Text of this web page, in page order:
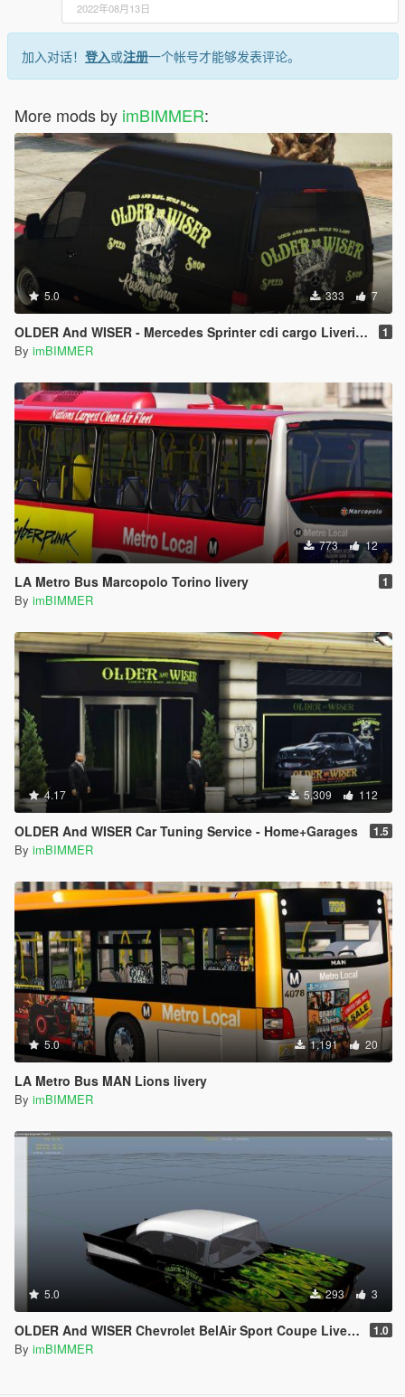
2022年08月13日
加入对话！ 登入或注册一个帐号才能够发表评论。
More mods by imBIMMER:
5.0 333 7
OLDER And WISER - Mercedes Sprinter cdi cargo Liveries Textrue Livery Skin 1
By imBIMMER
773 12
LA Metro Bus Marcopolo Torino livery 1
By imBIMMER
4.17 5,309 112
OLDER And WISER Car Tuning Service - Home+Garages 1.5
By imBIMMER
5.0 1,191 20
LA Metro Bus MAN Lions livery
By imBIMMER
5.0 293 3
OLDER And WISER Chevrolet BelAir Sport Coupe Liveries Textrue Livery Skin 1.0
By imBIMMER